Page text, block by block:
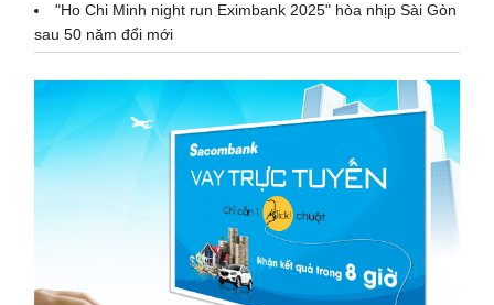
"Ho Chi Minh night run Eximbank 2025" hòa nhịp Sài Gòn
sau 50 năm đổi mới